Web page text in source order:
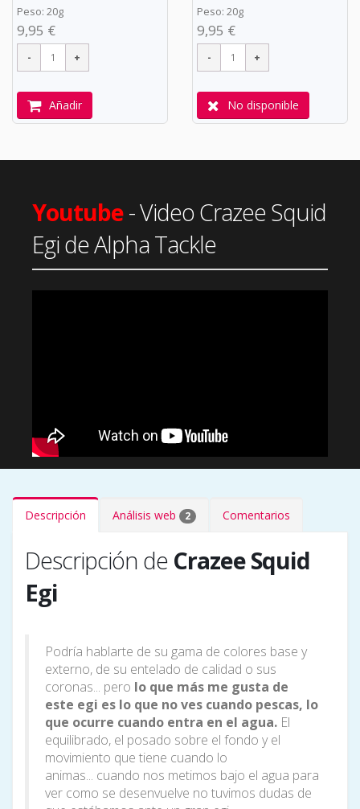
Peso: 20g
9,95 €
Añadir
Peso: 20g
9,95 €
No disponible
Youtube- Video Crazee Squid
Egi de Alpha Tackle
Descripción Análisis web 2 Comentarios
Descripción de Crazee Squid
Egi
Podría hablarte de su gama de colores base y
externo, de su entelado de calidad o sus
coronas... pero lo que más me gusta de
este egi es lo que no ves cuando pescas, lo
que ocurre cuando entra en el agua. El
equilibrado, el posado sobre el fondo y el
movimiento que tiene cuando lo
animas... cuando nos metimos bajo el agua para
ver como se desenvuelve no tuvimos dudas de